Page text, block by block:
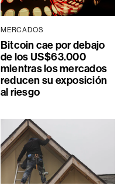
MERCADOS
Bitcoin cae por debajo
de los US$63.000
mientras los mercados
reducen su exposición
al riesgo